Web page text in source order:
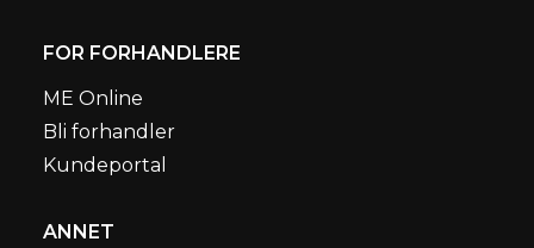
FOR FORHANDLERE
ME Online
Bli forhandler
Kundeportal
ANNET